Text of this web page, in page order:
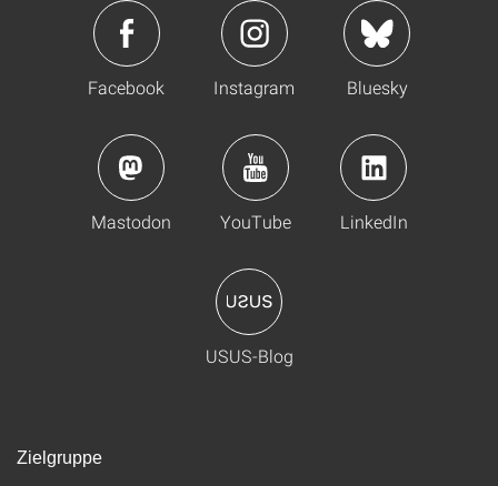
Facebook Instagram Bluesky
Mastodon YouTube LinkedIn
USUS-Blog
Zielgruppe